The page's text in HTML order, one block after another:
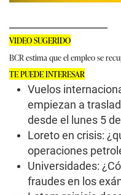
VIDEO SUGERIDO
BCR estima que el empleo se
TE PUEDE INTERESAR
Vuelos
empiezan a
desde el lunes 5
Loreto en crisis:
operaciones
Universidades:
fraudes en los